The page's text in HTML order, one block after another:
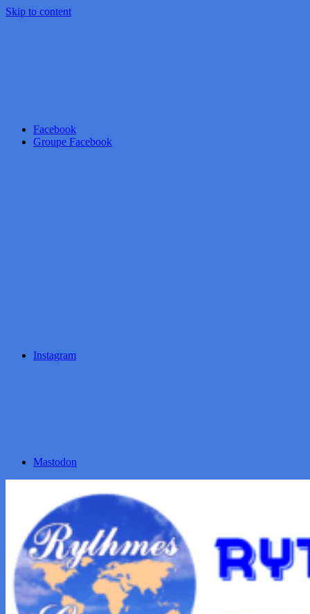
Skip to content
Facebook
Groupe Facebook
Instagram
Mastodon